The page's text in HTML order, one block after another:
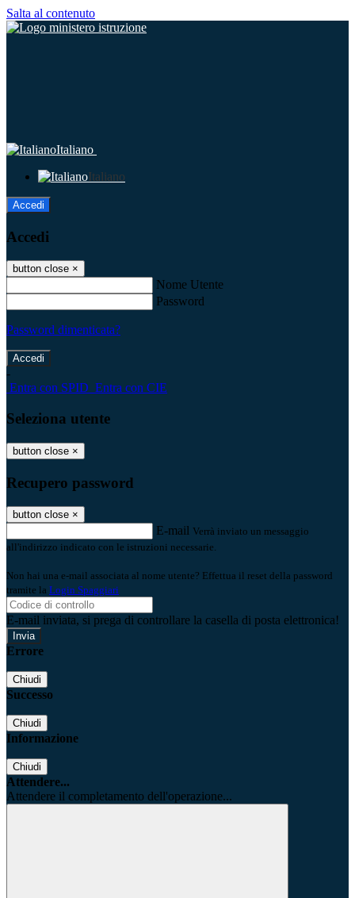
Salta al contenuto
Italiano
Italiano
Accedi
Accedi
button close ×
Nome Utente
Password
Password dimenticata?
-
Entra con SPID Entra con CIE
Seleziona utente
button close ×
Recupero password
button close ×
E-mail Verrà inviato un messaggio
all'indirizzo indicato con le istruzioni necessarie.
Non hai una e-mail associata al nome utente? Effettua il reset della password
tramite la Login Spaggiari
E-mail inviata, si prega di controllare la casella di posta elettronica!
Errore
Chiudi
Successo
Chiudi
Informazione
Chiudi
Attendere...
Attendere il completamento dell'operazione...